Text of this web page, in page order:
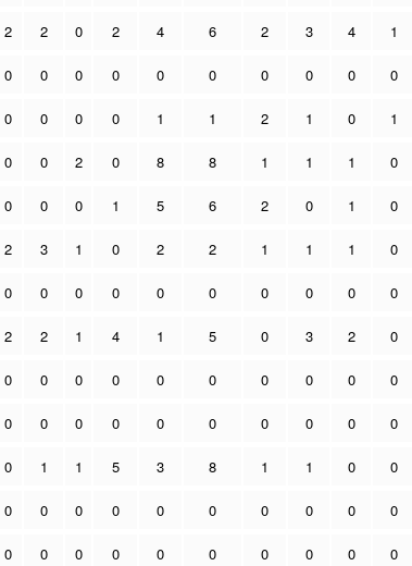
2 2 0 2 4 6 2 3 4 1
0 0 0 0 0 0 0 0 0 0
0 0 0 0 1 1 2 1 0 1
0 0 2 0 8 8 1 1 1 0
0 0 0 1 5 6 2 0 1 0
2 3 1 0 2 2 1 1 1 0
0 0 0 0 0 0 0 0 0 0
2 2 1 4 1 5 0 3 2 0
0 0 0 0 0 0 0 0 0 0
0 0 0 0 0 0 0 0 0 0
0 1 1 5 3 8 1 1 0 0
0 0 0 0 0 0 0 0 0 0
0 0 0 0 0 0 0 0 0 0